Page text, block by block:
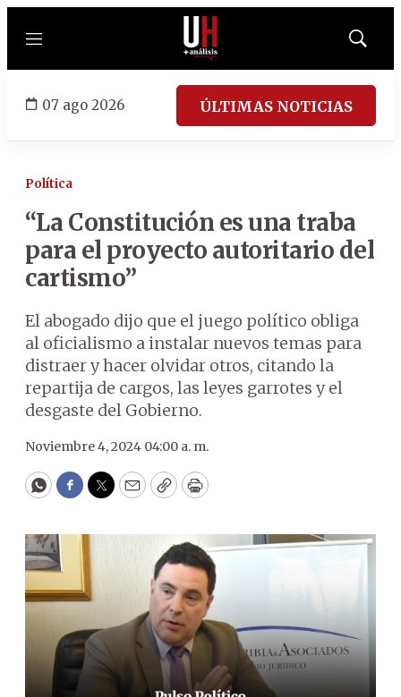
Menú
Mostrar
07 ago 2026 ÚLTIMAS NOTICIAS
Política
“La Constitución es una traba
para el proyecto autoritario del
cartismo”
El abogado dijo que el juego político obliga
al oficialismo a instalar nuevos temas para
distraer y hacer olvidar otros, citando la
repartija de cargos, las leyes garrotes y el
desgaste del Gobierno.
Noviembre 4, 2024 04:00 a. m.
WhatsApp
Facebook
Twitter
EmailCopyPrint